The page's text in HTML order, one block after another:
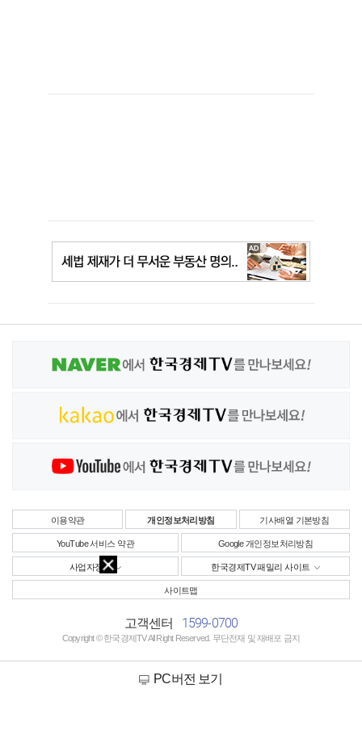
이용약관 개인정보처리방침 기사배열 기본방침
YouTube 서비스 약관 Google 개인정보처리방침
사업자정보 한국경제TV 패밀리 사이트
사이트맵
고객센터 1599-0700
Copyright © 한국경제TV All Right Reserved. 무단전재 및 재배포 금지
PC버전 보기